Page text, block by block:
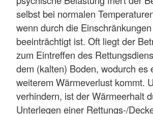
selbst bei normalen
wenn durch die
beeinträchtigt ist. Oft liegt der
zum Eintreffen des
dem (kalten) Boden, wodurch es
weiterem Wärmeverlust kommt.
verhindern, ist der Wärmeerhalt
Unterlegen einer Rettungs-/